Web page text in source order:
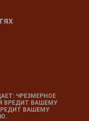
ЧРЕЗМЕРНОЕ
ВРЕДИТ ВАШЕМУ
ВАШЕМУ